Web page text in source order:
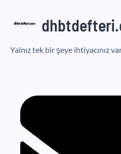
Yalnız tek bir şeye ihtiyacınız